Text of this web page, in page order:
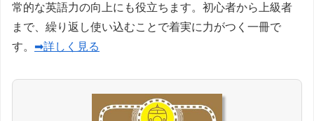
常的な英語力の向上にも役立ちます。初心者から上級者
まで、繰り返し使い込むことで着実に力がつく一冊で
す。 ➡詳しく見る